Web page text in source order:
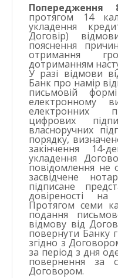
Попередження
протягом 14
укладення
Договір)
пояснення
отримання
дотриманням
У разі відмови
Банк про намір
письмовій
електронному
електронних
цифрових
власноручних
порядку,
закінчення 14-
укладення
повідомлення не
засвідчене
підписане
довіреності
Протягом семи
подання
відмову від
повернути Банку
згідно з
за період з дня
повернення за
Договором.